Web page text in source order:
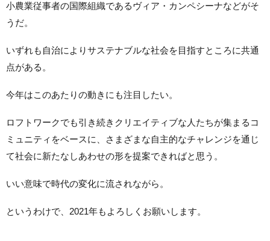
小農業従事者の国際組織であるヴィア・カンペシーナなどがそ
うだ。
いずれも自治によりサステナブルな社会を目指すところに共通
点がある。
今年はこのあたりの動きにも注目したい。
ロフトワークでも引き続きクリエイティブな人たちが集まるコ
ミュニティをベースに、さまざまな自主的なチャレンジを通じ
て社会に新たなしあわせの形を提案できればと思う。
いい意味で時代の変化に流されながら。
というわけで、 2021年もよろしくお願いします。